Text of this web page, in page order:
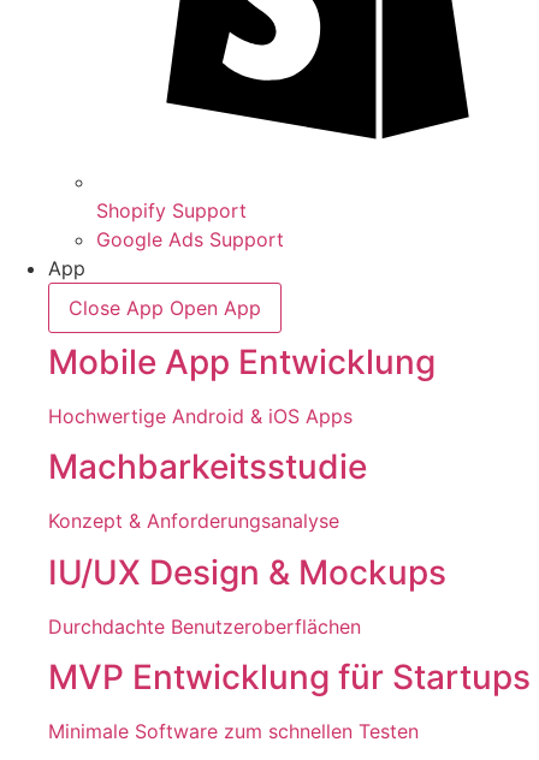
Shopify Support
Google Ads Support
App
Close App Open App
Mobile App Entwicklung
Hochwertige Android & iOS Apps
Machbarkeitsstudie
Konzept & Anforderungsanalyse
IU/UX Design & Mockups
Durchdachte Benutzeroberflächen
MVP Entwicklung für Startups
Minimale Software zum schnellen Testen